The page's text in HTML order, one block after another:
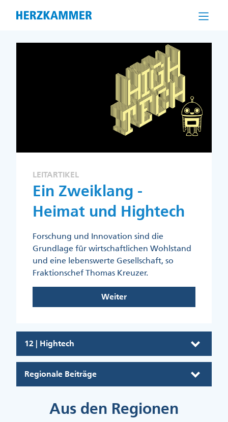
LEITARTIKEL
Ein Zweiklang -
Heimat und Hightech
Forschung und Innovation sind die
Grundlage für wirtschaftlichen Wohlstand
und eine lebenswerte Gesellschaft, so
Fraktionschef Thomas Kreuzer.
Weiter
12 | Hightech
Regionale Beiträge
Aus den Regionen